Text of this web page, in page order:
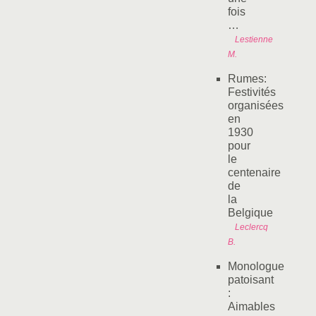
fois
…
Lestienne
M.
Rumes:
Festivités
organisées
en
1930
pour
le
centenaire
de
la
Belgique
Leclercq
B.
Monologue
patoisant
:
Aimables